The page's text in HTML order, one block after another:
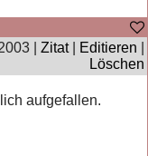
| Zitat| Editieren
Löschen
aufgefallen.